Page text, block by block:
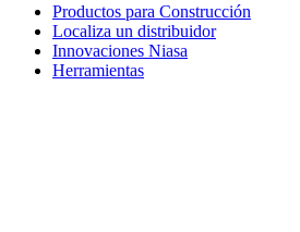
Productos para Construcción
Localiza un distribuidor
Innovaciones Niasa
Herramientas